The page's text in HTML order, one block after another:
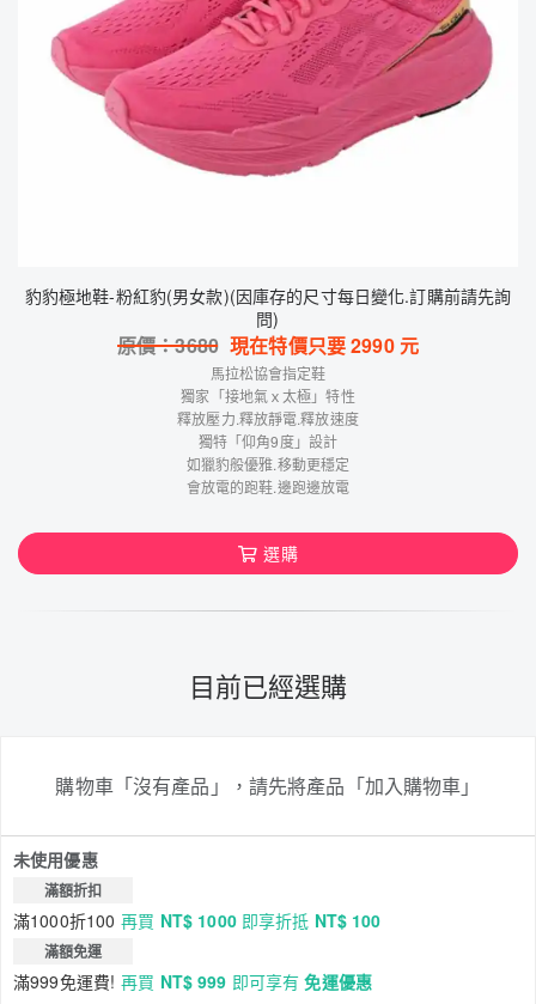
豹豹極地鞋-粉紅豹(男女款)(因庫存的尺寸每日變化.訂購前請先詢
問)
原價：3680 現在特價只要2990元
馬拉松協會指定鞋
獨家「接地氣ｘ太極」特性
釋放壓力.釋放靜電.釋放速度
獨特「仰角9度」設計
如獵豹般優雅.移動更穩定
會放電的跑鞋.邊跑邊放電
選購
目前已經選購
購物車「沒有產品」，請先將產品「加入購物車」
未使用優惠
滿額折扣
滿1000折100 再買 NT$ 1000即享折抵 NT$ 100
滿額免運
滿999免運費! 再買 NT$ 999 即可享有免運優惠